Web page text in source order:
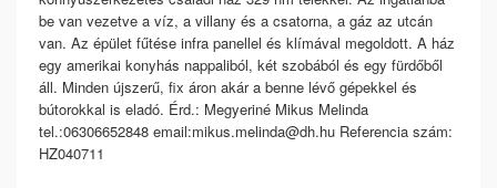
be van vezetve a víz, a villany és a csatorna, a gáz az utcán
van. Az épület fűtése infra panellel és klímával megoldott. A ház
egy amerikai konyhás nappaliból, két szobából és egy fürdőből
áll. Minden újszerű, fix áron akár a benne lévő gépekkel és
bútorokkal is eladó. Érd.: Megyeriné Mikus Melinda
tel.:06306652848 email:mikus.melinda@dh.hu Referencia szám:
HZ040711